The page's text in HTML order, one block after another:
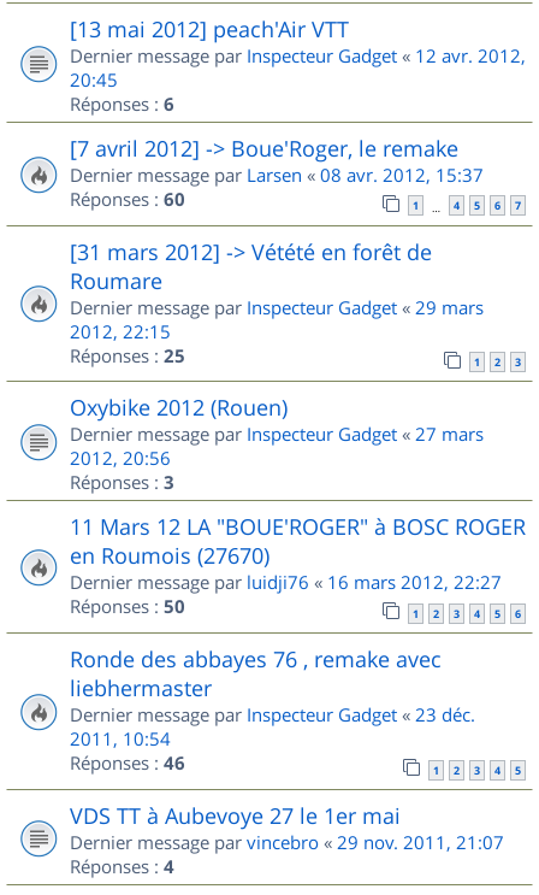
[13 mai 2012] peach'Air VTT
Dernier message par Inspecteur Gadget « 12 avr. 2012,
20:45
Réponses : 6
[7 avril 2012] -> Boue'Roger, le remake
Dernier message par Larsen « 08 avr. 2012, 15:37
Réponses : 60 1 … 4 5 6 7
[31 mars 2012] -> Vétété en forêt de
Roumare
Dernier message par Inspecteur Gadget « 29 mars
2012, 22:15
Réponses : 25 1 2 3
Oxybike 2012 (Rouen)
Dernier message par Inspecteur Gadget « 27 mars
2012, 20:56
Réponses : 3
11 Mars 12 LA "BOUE'ROGER" à BOSC ROGER
en Roumois (27670)
Dernier message par luidji76 « 16 mars 2012, 22:27
Réponses : 50 1 2 3 4 5 6
Ronde des abbayes 76 , remake avec
liebhermaster
Dernier message par Inspecteur Gadget « 23 déc.
2011, 10:54
Réponses : 46 1 2 3 4 5
VDS TT à Aubevoye 27 le 1er mai
Dernier message par vincebro « 29 nov. 2011, 21:07
Réponses : 4